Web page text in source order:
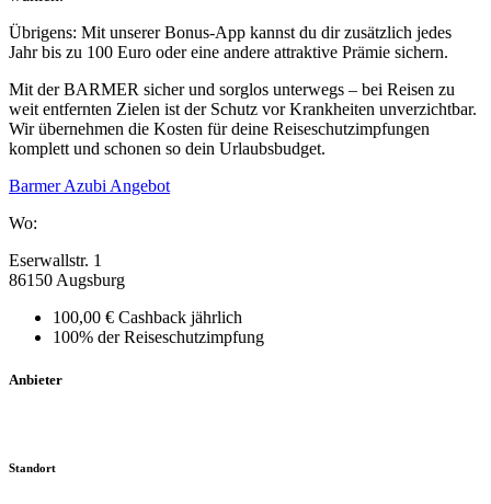
Übrigens: Mit unserer Bonus-App kannst du dir zusätzlich jedes
Jahr bis zu 100 Euro oder eine andere attraktive Prämie sichern.
Mit der BARMER sicher und sorglos unterwegs – bei Reisen zu
weit entfernten Zielen ist der Schutz vor Krankheiten unverzichtbar.
Wir übernehmen die Kosten für deine Reiseschutzimpfungen
komplett und schonen so dein Urlaubsbudget.
Barmer Azubi Angebot
Wo:
Eserwallstr. 1
86150 Augsburg
100,00 € Cashback jährlich
100% der Reiseschutzimpfung
Anbieter
Standort